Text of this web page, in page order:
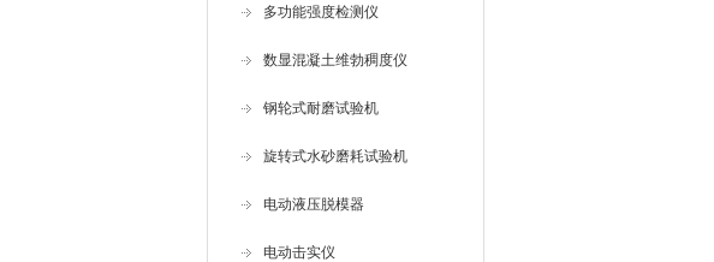
多功能强度检测仪
数显混凝土维勃稠度仪
钢轮式耐磨试验机
旋转式水砂磨耗试验机
电动液压脱模器
电动击实仪